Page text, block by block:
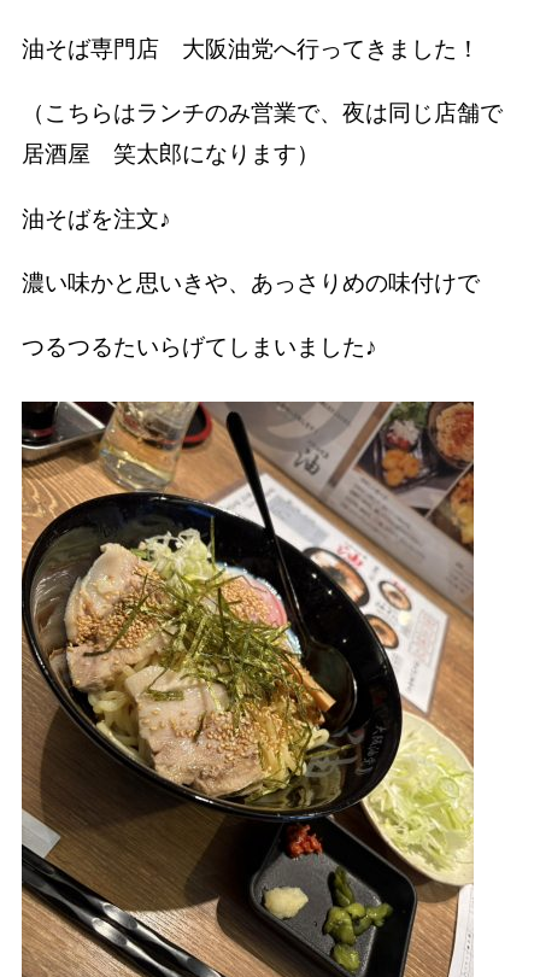
油そば専門店 大阪油党へ行ってきました！
（こちらはランチのみ営業で、夜は同じ店舗で
居酒屋 笑太郎になります）
油そばを注文♪
濃い味かと思いきや、あっさりめの味付けで
つるつるたいらげてしまいました♪